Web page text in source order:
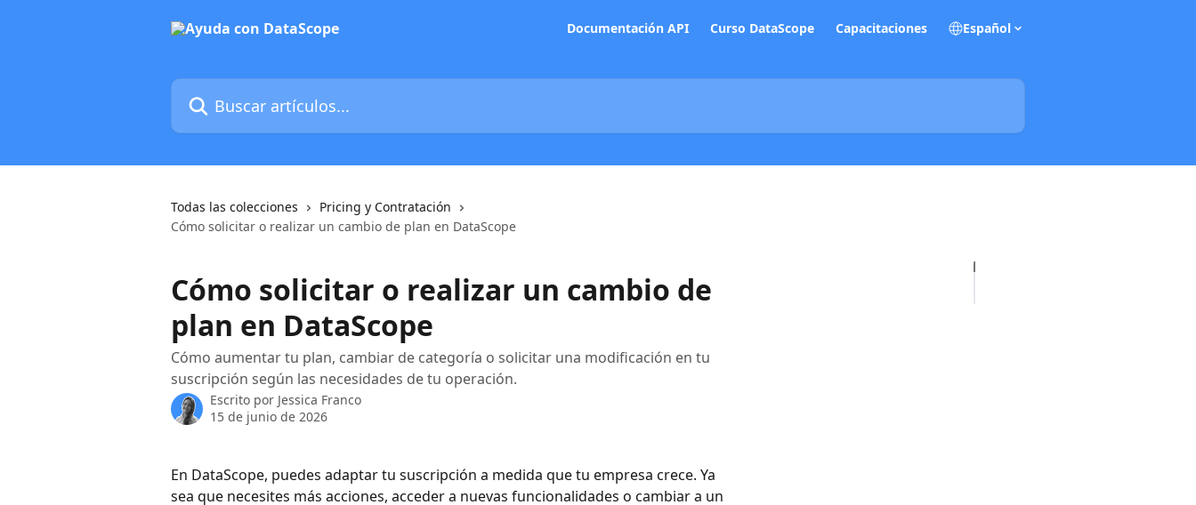
Documentación API Curso DataScope Capacitaciones Español
Buscar artículos...
Todas las colecciones
Pricing y Contratación
Cómo solicitar o realizar un cambio de plan en DataScope
Cómo solicitar o realizar un cambio de
plan en DataScope
Cómo aumentar tu plan, cambiar de categoría o solicitar una modificación en tu
suscripción según las necesidades de tu operación.
Escrito por Jessica Franco
15 de junio de 2026
En DataScope, puedes adaptar tu suscripción a medida que tu empresa crece. Ya
sea que necesites más acciones, acceder a nuevas funcionalidades o cambiar a un